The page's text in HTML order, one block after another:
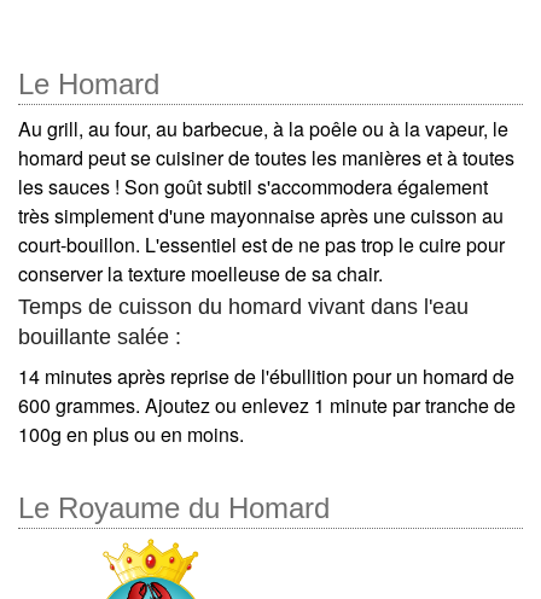
Le Homard
Au grill, au four, au barbecue, à la poêle ou à la vapeur, le
homard peut se cuisiner de toutes les manières et à toutes
les sauces ! Son goût subtil s'accommodera également
très simplement d'une mayonnaise après une cuisson au
court-bouillon. L'essentiel est de ne pas trop le cuire pour
conserver la texture moelleuse de sa chair.
Temps de cuisson du homard vivant dans l'eau
bouillante salée :
14 minutes après reprise de l'ébullition pour un homard de
600 grammes. Ajoutez ou enlevez 1 minute par tranche de
100g en plus ou en moins.
Le Royaume du Homard